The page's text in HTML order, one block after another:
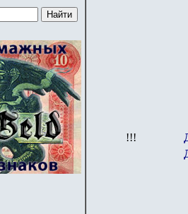
!!!